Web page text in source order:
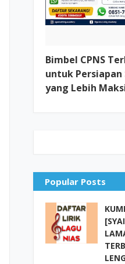
Bimbel CPNS
untuk Persiapan
yang Lebih
Popular Posts